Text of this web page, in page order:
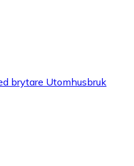
brytare Utomhusbruk